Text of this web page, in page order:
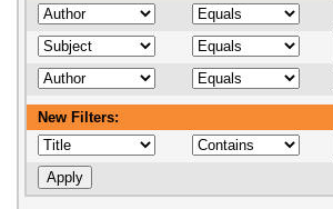
New Filters: